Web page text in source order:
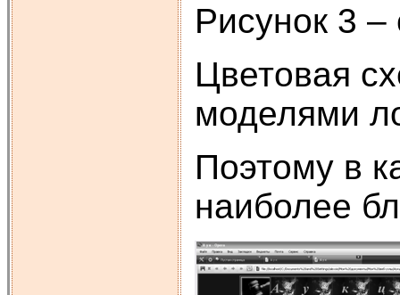
Рисунок 3 –
Цветовая
моделями
Поэтому в
наиболее